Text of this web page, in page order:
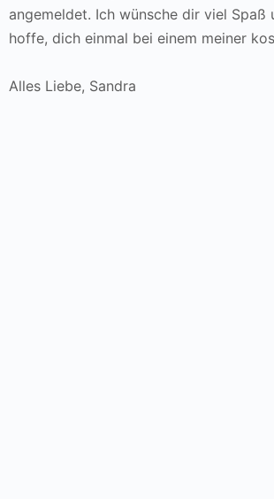
angemeldet. Ich wünsche dir viel
hoffe, dich einmal bei einem meiner
Alles Liebe, Sandra